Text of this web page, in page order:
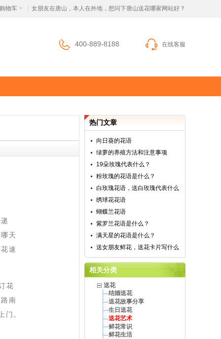
购物车 女朋友在唐山，本人在外地，想问下唐山送花哪家网站好？
400-889-8188 在线客服
天
速
花
南
门。
热门文章
向日葵的花语
绿萝的养殖方法和注意事项
19朵玫瑰代表什么？
粉玫瑰的花语是什么？
白玫瑰花语，送白玫瑰代表什么
绣球花花语
蝴蝶兰花语
紫罗兰花语是什么？
满天星的花语是什么？
送女朋友鲜花，送花卡片写什么
相关分类
送花
结婚送花
送花故事分享
生日送花
送花艺术
鲜花常识
鲜花生活